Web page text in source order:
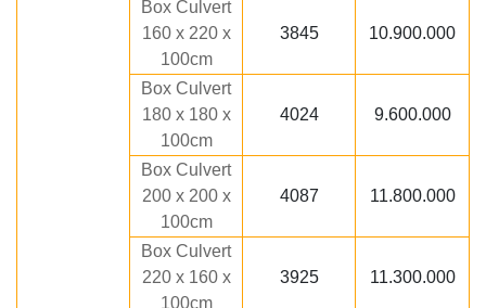
Box Culvert
160 x 220 x
100cm
3845 10.900.000
Box Culvert
180 x 180 x
100cm
4024 9.600.000
Box Culvert
200 x 200 x
100cm
4087 11.800.000
Box Culvert
220 x 160 x
100cm
3925 11.300.000